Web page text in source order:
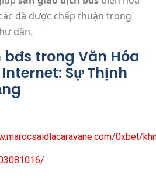
đã được chấp thuận trong
dãn.
trong Văn Hóa
Sự Thịnh
0xbet/